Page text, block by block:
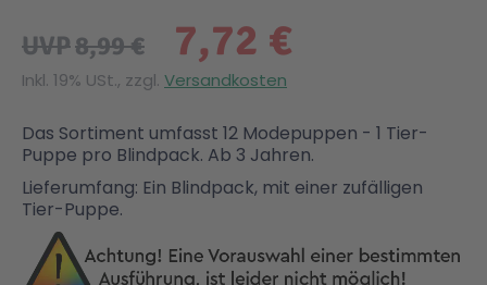
Sachbücher / Wissen
Puzzle & Legespiele
Elektronische Spielwaren
Kreativ
DUPLO®
Jurassic World™
Harry Potter™
Family Fun
Fun Stars
Heroes
7,72 €
UVP8,99 €
Inkl. 19% USt., zzgl. Versandkosten
Das Sortiment umfasst 12 Modepuppen - 1 Tier-
Puppe pro Blindpack. Ab 3 Jahren.
Lieferumfang: Ein Blindpack, mit einer zufälligen
Tier-Puppe.